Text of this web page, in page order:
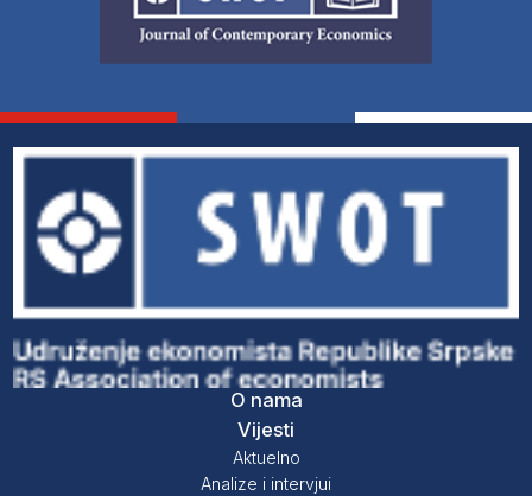
O nama
Vijesti
Aktuelno
Analize i intervjui